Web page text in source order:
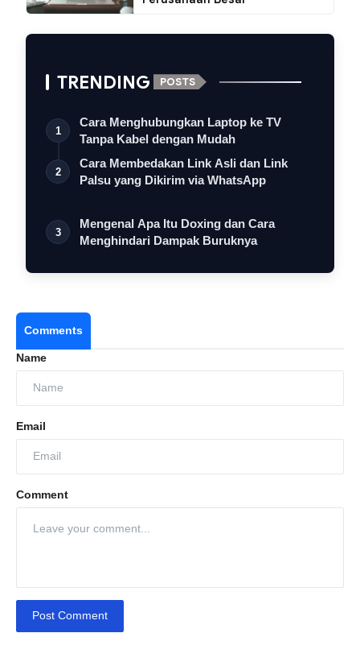
TRENDING POSTS
1
Cara Menghubungkan Laptop ke TV
Tanpa Kabel dengan Mudah
2
Cara Membedakan Link Asli dan Link
Palsu yang Dikirim via WhatsApp
3
Mengenal Apa Itu Doxing dan Cara
Menghindari Dampak Buruknya
Comments
Name
Email
Comment
Post Comment